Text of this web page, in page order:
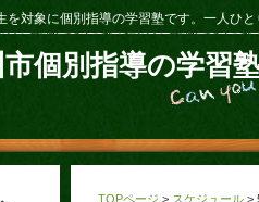
を対象に個別指導の学習塾です。一人ひ
市個別指導の学習
TOPページ > スケジュール >